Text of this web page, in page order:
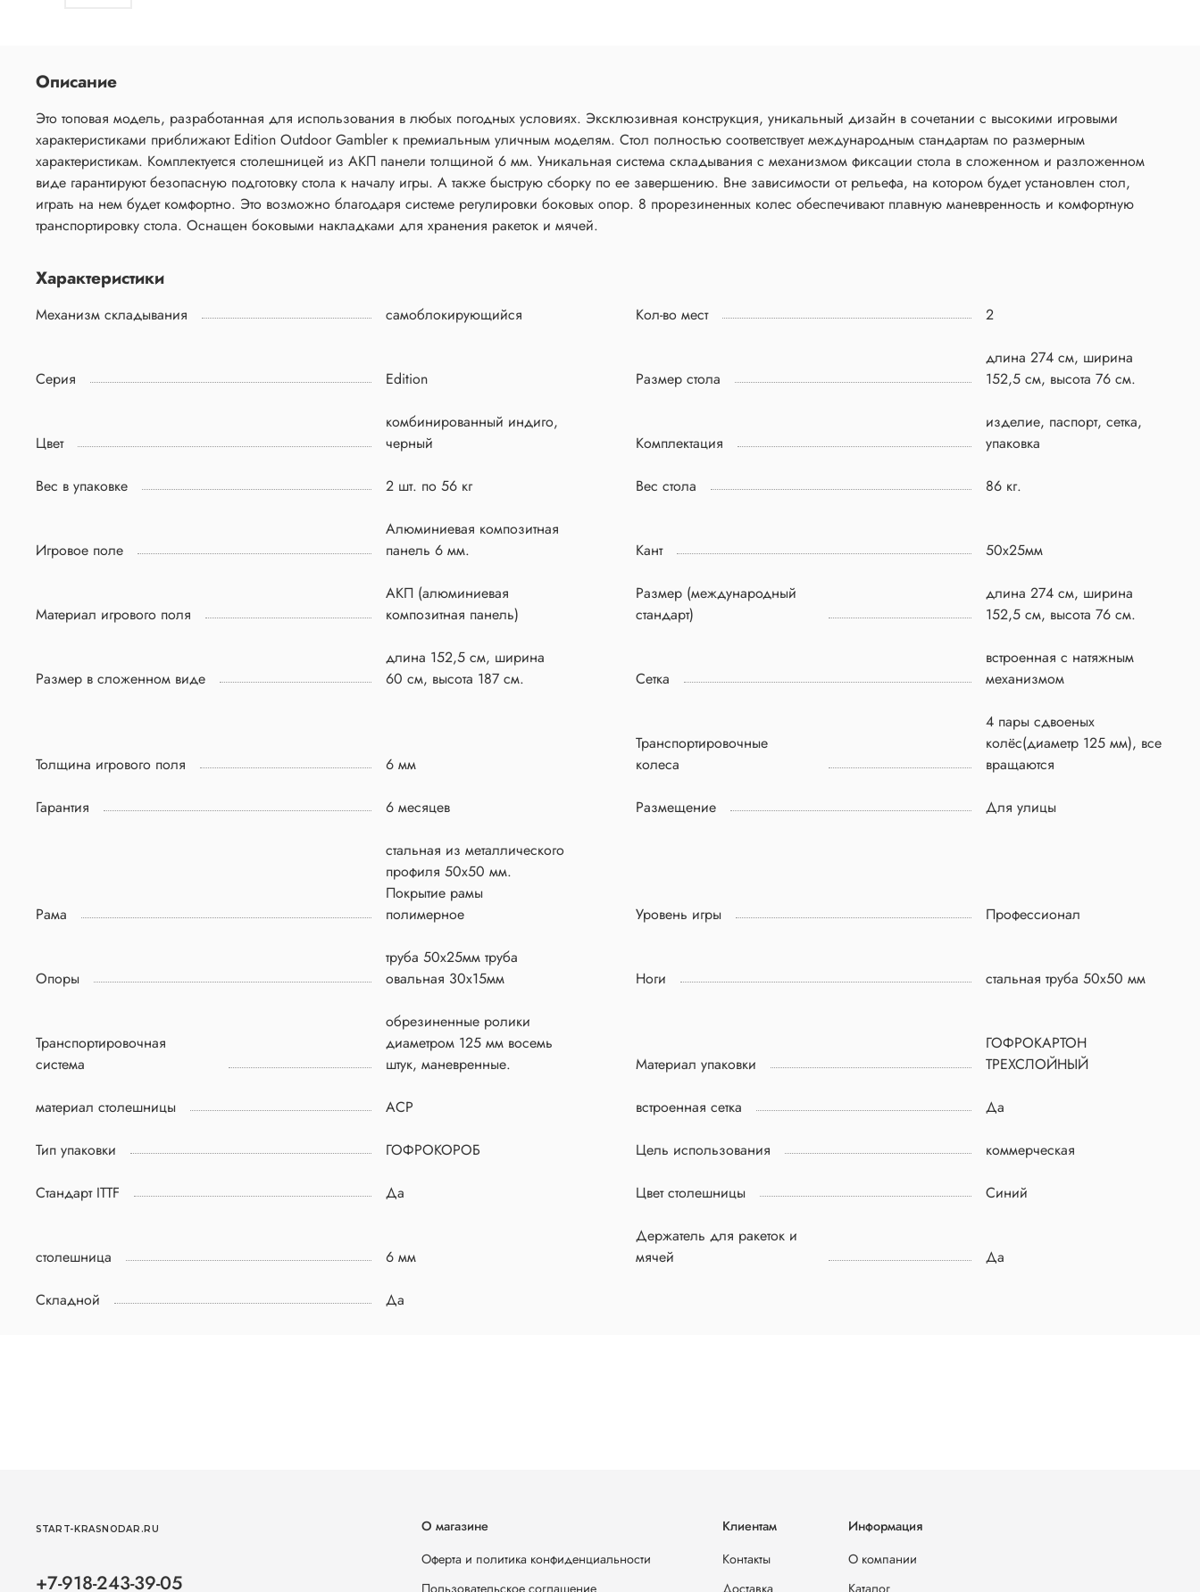
Описание
Это топовая модель, разработанная для использования в любых погодных условиях. Эксклюзивная конструкция, уникальный дизайн в сочетании с высокими игровыми
характеристиками приближают Edition Outdoor Gambler к премиальным уличным моделям. Стол полностью соответствует международным стандартам по размерным
характеристикам. Комплектуется столешницей из АКП панели толщиной 6 мм. Уникальная система складывания с механизмом фиксации стола в сложенном и разложенном
виде гарантируют безопасную подготовку стола к началу игры. А также быструю сборку по ее завершению. Вне зависимости от рельефа, на котором будет установлен стол,
играть на нем будет комфортно. Это возможно благодаря системе регулировки боковых опор. 8 прорезиненных колес обеспечивают плавную маневренность и комфортную
транспортировку стола. Оснащен боковыми накладками для хранения ракеток и мячей.
Характеристики
Механизм складывания самоблокирующийся Кол-во мест 2
Серия Edition Размер стола
длина 274 см, ширина
152,5 см, высота 76 см.
Цвет
комбинированный индиго,
черный
Комплектация
изделие, паспорт, сетка,
упаковка
Вес в упаковке 2 шт. по 56 кг Вес стола 86 кг.
Игровое поле
Алюминиевая композитная
панель 6 мм.
Кант 50x25мм
Материал игрового поля
АКП (алюминиевая
композитная панель)
Размер (международный
стандарт)
длина 274 см, ширина
152,5 см, высота 76 см.
Размер в сложенном виде
длина 152,5 см, ширина
60 см, высота 187 см.
Сетка
встроенная с натяжным
механизмом
Толщина игрового поля 6 мм
Транспортировочные
колеса
4 пары сдвоеных
колёс(диаметр 125 мм), все
вращаются
Гарантия 6 месяцев Размещение Для улицы
Рама
стальная из металлического
профиля 50х50 мм.
Покрытие рамы
полимерное
Уровень игры Профессионал
Опоры
труба 50х25мм труба
овальная 30х15мм
Ноги стальная труба 50х50 мм
Транспортировочная
система
обрезиненные ролики
диаметром 125 мм восемь
штук, маневренные.
Материал упаковки
ГОФРОКАРТОН
ТРЕХСЛОЙНЫЙ
материал столешницы ACP встроенная сетка Да
Тип упаковки ГОФРОКОРОБ Цель использования коммерческая
Стандарт ITTF Да Цвет столешницы Синий
столешница 6 мм
Держатель для ракеток и
мячей
Да
Складной Да
О магазине
Оферта и политика конфиденциальности
Клиентам
Контакты
Информация
О компании
START-KRASNODAR.RU
+7-918-243-39-05